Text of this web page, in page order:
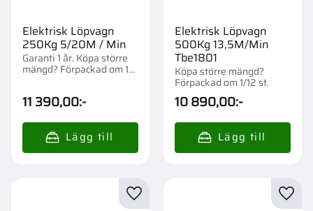
Elektrisk Löpvagn
250Kg 5/20M / Min
Garanti 1 år. Köpa större
mängd? Förpackad om 1
11 390,00:-
Elektrisk Löpvagn
500Kg 13,5M/Min
Tbe1801
Köpa större mängd?
Förpackad om 1/12 st.
10 890,00:-
Lägg till i favoriter